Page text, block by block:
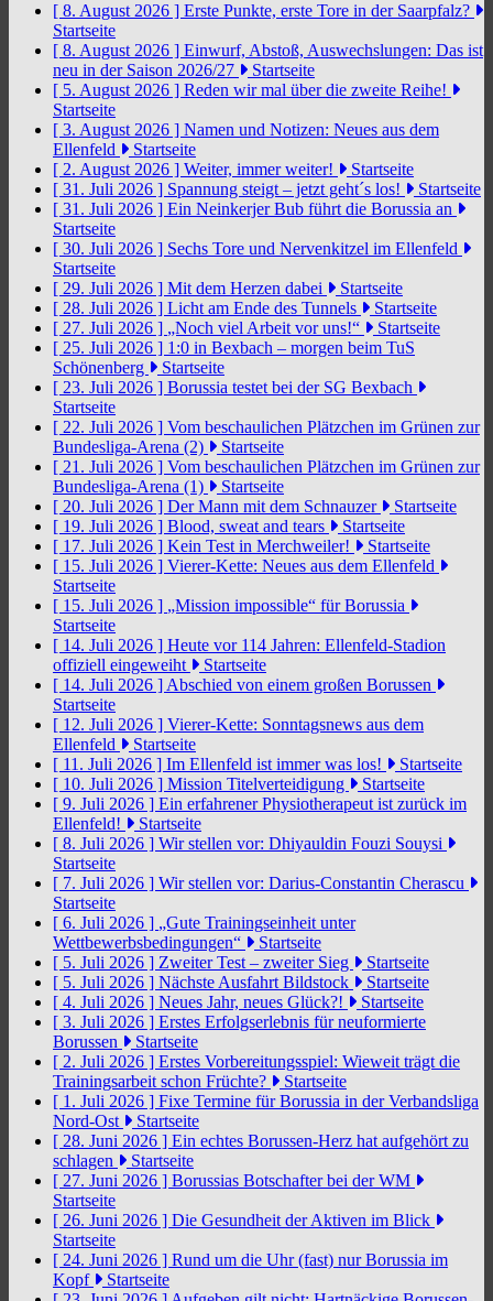
[ 8. August 2026 ] Erste Punkte, erste Tore in der Saarpfalz?
Startseite
[ 8. August 2026 ] Einwurf, Abstoß, Auswechslungen: Das ist
neu in der Saison 2026/27
Startseite
[ 5. August 2026 ] Reden wir mal über die zweite Reihe!
Startseite
[ 3. August 2026 ] Namen und Notizen: Neues aus dem
Ellenfeld
Startseite
[ 2. August 2026 ] Weiter, immer weiter!
Startseite
[ 31. Juli 2026 ] Spannung steigt – jetzt geht´s los!
Startseite
[ 31. Juli 2026 ] Ein Neinkerjer Bub führt die Borussia an
Startseite
[ 30. Juli 2026 ] Sechs Tore und Nervenkitzel im Ellenfeld
Startseite
[ 29. Juli 2026 ] Mit dem Herzen dabei
Startseite
[ 28. Juli 2026 ] Licht am Ende des Tunnels
Startseite
[ 27. Juli 2026 ] „Noch viel Arbeit vor uns!“
Startseite
[ 25. Juli 2026 ] 1:0 in Bexbach – morgen beim TuS
Schönenberg
Startseite
[ 23. Juli 2026 ] Borussia testet bei der SG Bexbach
Startseite
[ 22. Juli 2026 ] Vom beschaulichen Plätzchen im Grünen zur
Bundesliga-Arena (2)
Startseite
[ 21. Juli 2026 ] Vom beschaulichen Plätzchen im Grünen zur
Bundesliga-Arena (1)
Startseite
[ 20. Juli 2026 ] Der Mann mit dem Schnauzer
Startseite
[ 19. Juli 2026 ] Blood, sweat and tears
Startseite
[ 17. Juli 2026 ] Kein Test in Merchweiler!
Startseite
[ 15. Juli 2026 ] Vierer-Kette: Neues aus dem Ellenfeld
Startseite
[ 15. Juli 2026 ] „Mission impossible“ für Borussia
Startseite
[ 14. Juli 2026 ] Heute vor 114 Jahren: Ellenfeld-Stadion
offiziell eingeweiht
Startseite
[ 14. Juli 2026 ] Abschied von einem großen Borussen
Startseite
[ 12. Juli 2026 ] Vierer-Kette: Sonntagsnews aus dem
Ellenfeld
Startseite
[ 11. Juli 2026 ] Im Ellenfeld ist immer was los!
Startseite
[ 10. Juli 2026 ] Mission Titelverteidigung
Startseite
[ 9. Juli 2026 ] Ein erfahrener Physiotherapeut ist zurück im
Ellenfeld!
Startseite
[ 8. Juli 2026 ] Wir stellen vor: Dhiyauldin Fouzi Souysi
Startseite
[ 7. Juli 2026 ] Wir stellen vor: Darius-Constantin Cherascu
Startseite
[ 6. Juli 2026 ] „Gute Trainingseinheit unter
Wettbewerbsbedingungen“
Startseite
[ 5. Juli 2026 ] Zweiter Test – zweiter Sieg
Startseite
[ 5. Juli 2026 ] Nächste Ausfahrt Bildstock
Startseite
[ 4. Juli 2026 ] Neues Jahr, neues Glück?!
Startseite
[ 3. Juli 2026 ] Erstes Erfolgserlebnis für neuformierte
Borussen
Startseite
[ 2. Juli 2026 ] Erstes Vorbereitungsspiel: Wieweit trägt die
Trainingsarbeit schon Früchte?
Startseite
[ 1. Juli 2026 ] Fixe Termine für Borussia in der Verbandsliga
Nord-Ost
Startseite
[ 28. Juni 2026 ] Ein echtes Borussen-Herz hat aufgehört zu
schlagen
Startseite
[ 27. Juni 2026 ] Borussias Botschafter bei der WM
Startseite
[ 26. Juni 2026 ] Die Gesundheit der Aktiven im Blick
Startseite
[ 24. Juni 2026 ] Rund um die Uhr (fast) nur Borussia im
Kopf
Startseite